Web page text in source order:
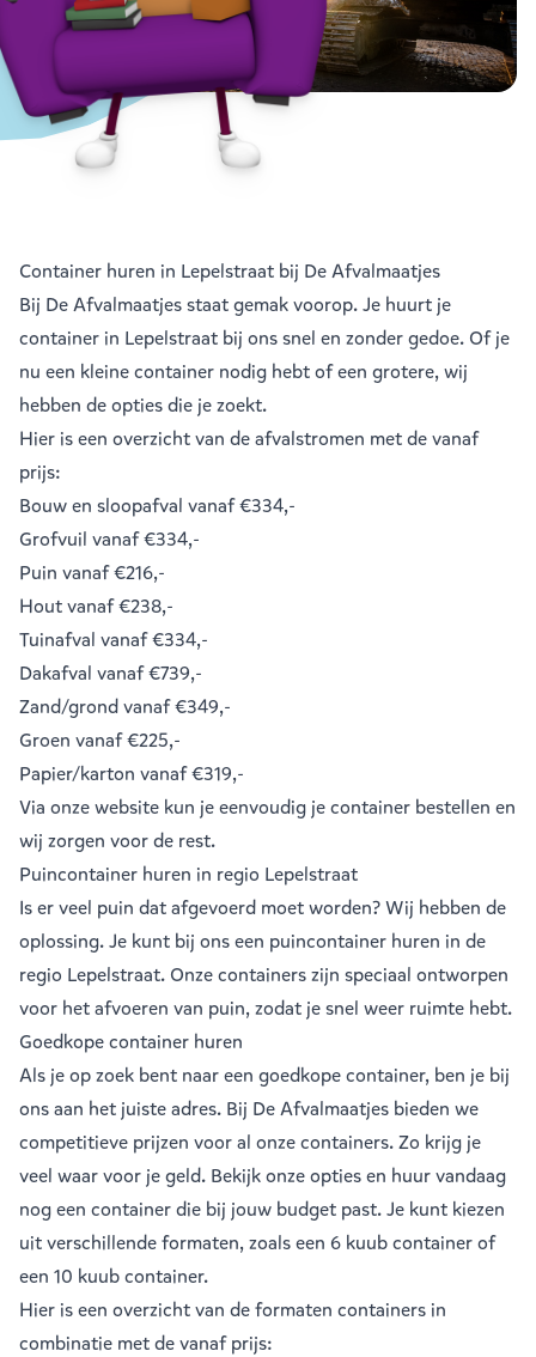
Container huren in Lepelstraat bij De Afvalmaatjes
Bij De Afvalmaatjes staat gemak voorop. Je huurt je
container in Lepelstraat bij ons snel en zonder gedoe. Of je
nu een kleine container nodig hebt of een grotere, wij
hebben de opties die je zoekt.
Hier is een overzicht van de afvalstromen met de vanaf
prijs:
Bouw en sloopafval vanaf €334,-
Grofvuil vanaf €334,-
Puin vanaf €216,-
Houtvanaf €238,-
Tuinafval vanaf €334,-
Dakafval vanaf €739,-
Zand/grondvanaf €349,-
Groen vanaf €225,-
Papier/karton vanaf €319,-
Via onze website kun je eenvoudig jecontainer bestellen en
wij zorgen voor de rest.
Puincontainer huren in regio Lepelstraat
Is er veel puin dat afgevoerd moet worden? Wij hebben de
oplossing. Je kunt bij ons een puincontainer huren in de
regio Lepelstraat. Onze containers zijn speciaal ontworpen
voor het afvoeren van puin, zodat je snel weer ruimte hebt.
Goedkope container huren
Als je op zoek bent naar een goedkope container, ben je bij
ons aan het juiste adres. Bij De Afvalmaatjes bieden we
competitieve prijzen voor al onze containers. Zo krijg je
veel waar voor je geld. Bekijk onze opties en huur vandaag
nog een container die bij jouw budget past. Je kunt kiezen
uit verschillende formaten, zoals een 6 kuub containerof
een 10 kuub container.
Hier is een overzicht van de formaten containers in
combinatie met de vanaf prijs: